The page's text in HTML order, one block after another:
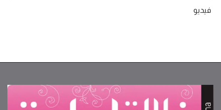
فيديو